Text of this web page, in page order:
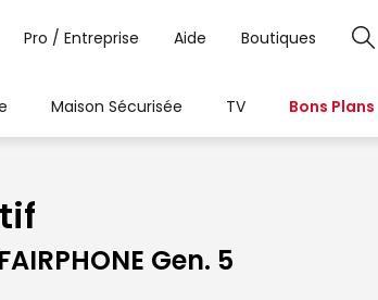
Pro / Entreprise Aide Boutiques
Maison Sécurisée TV Bons Plans
FAIRPHONE Gen. 5